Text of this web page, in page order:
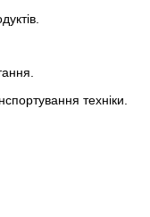
техніки.